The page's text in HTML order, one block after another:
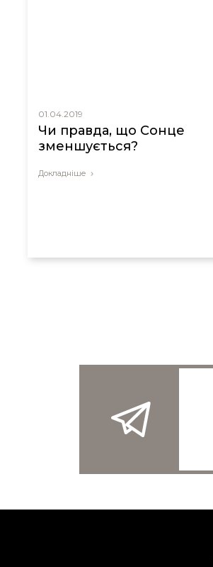
01.04.2019
Чи правда, що Сонце
зменшується?
Докладніше